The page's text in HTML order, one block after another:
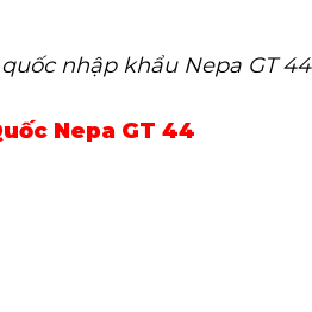
nhập khẩu Nepa GT 44
Nepa GT 44